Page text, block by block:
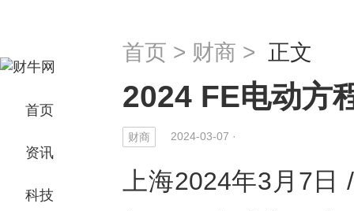
首页
资讯
科技
首页 > 财商 > 正文
2024 FE电动方
财商 2024-03-07 ·
上海2024年3月7日